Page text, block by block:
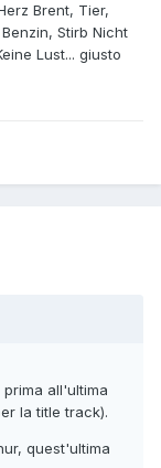
Brent, Tier,
Stirb Nicht
Lust... giusto
all'ultima
la title track).
quest'ultima